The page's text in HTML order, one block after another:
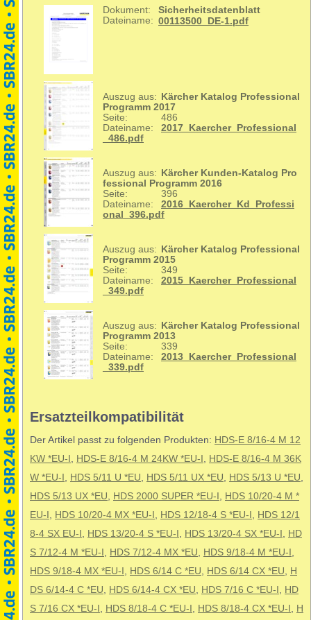
Dokument:
Sicherheitsdatenblatt
Dateiname: 00113500_DE-1.pdf
Auszug aus:
Kärcher Katalog Professional
Programm 2017
Seite:
486
Dateiname:
2017_Kaercher_Professional
_486.pdf
Auszug aus:
Kärcher Kunden-Katalog Pro
fessional Programm 2016
Seite:
396
Dateiname:
2016_Kaercher_Kd_Professi
onal_396.pdf
Auszug aus:
Kärcher Katalog Professional
Programm 2015
Seite:
349
Dateiname:
2015_Kaercher_Professional
_349.pdf
Auszug aus:
Kärcher Katalog Professional
Programm 2013
Seite:
339
Dateiname:
2013_Kaercher_Professional
_339.pdf
Ersatzteilkompatibilität
Der Artikel passt zu folgenden Produkten: HDS-E 8/16-4 M 12
KW *EU-I
HDS-E 8/16-4 M 24KW *EU-I
HDS-E 8/16-4 M 36K
W *EU-I
HDS 5/11 U *EU HDS 5/11 UX *EU HDS 5/13 U *EU
HDS 5/13 UX *EU
HDS 2000 SUPER *EU-I
HDS 10/20-4 M *
EU-I
HDS 10/20-4 MX *EU-I HDS 12/18-4 S *EU-I
HDS 12/1
8-4 SX EU-I
HDS 13/20-4 S *EU-I HDS 13/20-4 SX *EU-I
HD
S 7/12-4 M *EU-I
HDS 7/12-4 MX *EU HDS 9/18-4 M *EU-I
HDS 9/18-4 MX *EU-I
HDS 6/14 C *EU HDS 6/14 CX *EU
H
DS 6/14-4 C *EU
HDS 6/14-4 CX *EU HDS 7/16 C *EU-I
HD
S 7/16 CX *EU-I
HDS 8/18-4 C *EU-I HDS 8/18-4 CX *EU-I
H